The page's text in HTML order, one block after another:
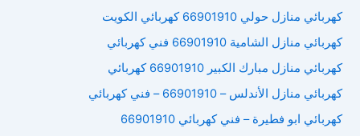
كهربائي منازل حولي 66901910 كهربائي الكويت
كهربائي منازل الشامية 66901910 فني كهربائي
كهربائي منازل مبارك الكبير 66901910 كهربائي
كهربائي منازل الأندلس – 66901910 – فني كهربائي
كهربائي ابو فطيرة – فني كهربائي 66901910